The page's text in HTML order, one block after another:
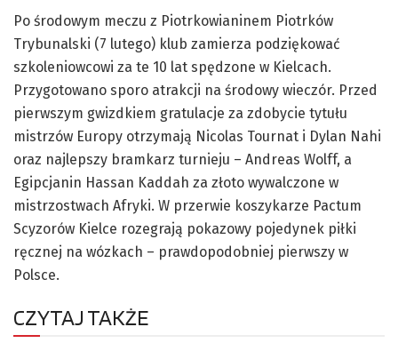
Po środowym meczu z Piotrkowianinem Piotrków
Trybunalski (7 lutego) klub zamierza podziękować
szkoleniowcowi za te 10 lat spędzone w Kielcach.
Przygotowano sporo atrakcji na środowy wieczór. Przed
pierwszym gwizdkiem gratulacje za zdobycie tytułu
mistrzów Europy otrzymają Nicolas Tournat i Dylan Nahi
oraz najlepszy bramkarz turnieju – Andreas Wolff, a
Egipcjanin Hassan Kaddah za złoto wywalczone w
mistrzostwach Afryki. W przerwie koszykarze Pactum
Scyzorów Kielce rozegrają pokazowy pojedynek piłki
ręcznej na wózkach – prawdopodobniej pierwszy w
Polsce.
CZYTAJ TAKŻE